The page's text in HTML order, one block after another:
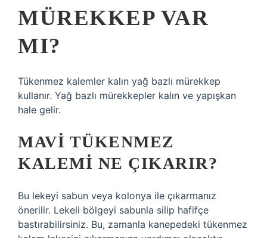
MÜREKKEP VAR
MI?
Tükenmez kalemler kalın yağ bazlı mürekkep
kullanır. Yağ bazlı mürekkepler kalın ve yapışkan
hale gelir.
MAVI TÜKENMEZ
KALEMI NE ÇIKARIR?
Bu lekeyi sabun veya kolonya ile çıkarmanız
önerilir. Lekeli bölgeyi sabunla silip hafifçe
bastırabilirsiniz. Bu, zamanla kanepedeki tükenmez